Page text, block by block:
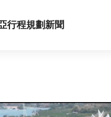
行程規劃新聞